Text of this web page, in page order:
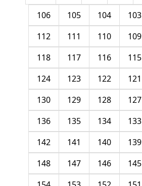
103
104
105
106
109
110
111
112
115
116
117
118
121
122
123
124
127
128
129
130
133
134
135
136
139
140
141
142
145
146
147
148